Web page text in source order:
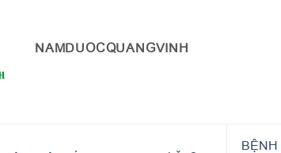
NAMDUOCQUANGVINH